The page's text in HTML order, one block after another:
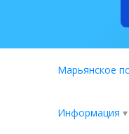
Марьянское
Информация